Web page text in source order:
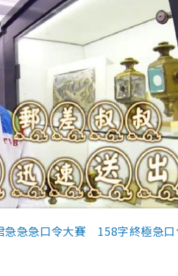
急急急口令大賽 158字終極急口